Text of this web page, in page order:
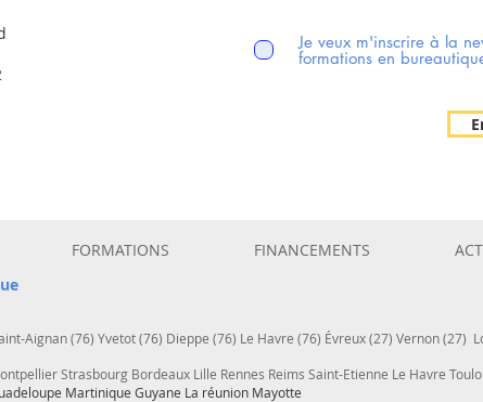
Je veux m'inscrire à la
formations en
FORMATIONS FINANCEMENTS
Aignan (76) Yvetot (76) Dieppe (76) Le Havre (76) Évreux (27) Vernon (27)
Strasbourg Bordeaux Lille Rennes Reims Saint-Etienne Le Havre
Martinique Guyane La réunion Mayotte